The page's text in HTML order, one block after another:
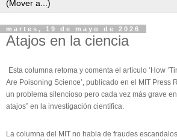
martes, 19 de mayo de 2026
Atajos en la ciencia
Esta columna retoma y comenta el artículo ‘How ‘
Are Poisoning Science’, publicado en el MIT Press
un problema silencioso pero cada vez más grave
atajos” en la investigación científica.
La columna del MIT no habla de fraudes